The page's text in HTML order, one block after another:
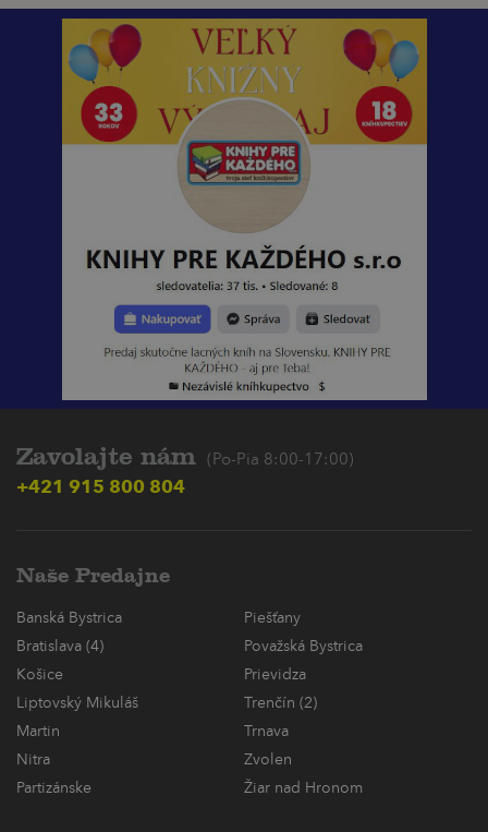
Zavolajte nám (Po-Pia 8:00-17:00)
+421 915 800 804
Naše Predajne
Banská Bystrica
Piešťany
Bratislava (4)
Považská Bystrica
Košice
Prievidza
Liptovský Mikuláš
Trenčín (2)
Martin
Trnava
Nitra
Zvolen
Partizánske
Žiar nad Hronom